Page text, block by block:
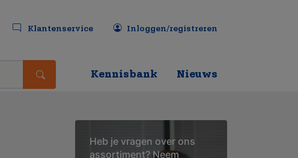
Klantenservice Inloggen/registreren
Kennisbank Nieuws
Heb je vragen over ons
assortiment? Neem